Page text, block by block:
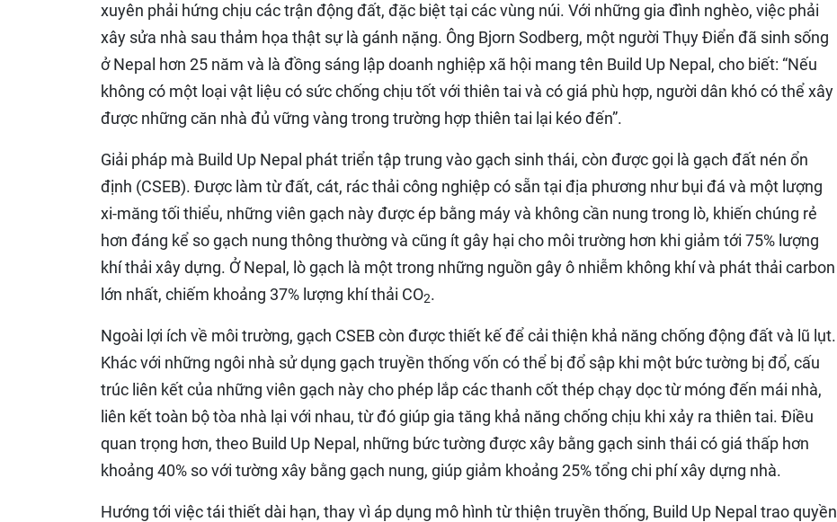
xuyên phải hứng chịu các trận động đất, đặc biệt tại các vùng núi. Với những gia đình nghèo, việc phải
xây sửa nhà sau thảm họa thật sự là gánh nặng. Ông Bjorn Sodberg, một người Thụy Điển đã sinh sống
ở Nepal hơn 25 năm và là đồng sáng lập doanh nghiệp xã hội mang tên Build Up Nepal, cho biết: “Nếu
không có một loại vật liệu có sức chống chịu tốt với thiên tai và có giá phù hợp, người dân khó có thể xây
được những căn nhà đủ vững vàng trong trường hợp thiên tai lại kéo đến”.
Giải pháp mà Build Up Nepal phát triển tập trung vào gạch sinh thái, còn được gọi là gạch đất nén ổn
định (CSEB). Được làm từ đất, cát, rác thải công nghiệp có sẵn tại địa phương như bụi đá và một lượng
xi-măng tối thiểu, những viên gạch này được ép bằng máy và không cần nung trong lò, khiến chúng rẻ
hơn đáng kể so gạch nung thông thường và cũng ít gây hại cho môi trường hơn khi giảm tới 75% lượng
khí thải xây dựng. Ở Nepal, lò gạch là một trong những nguồn gây ô nhiễm không khí và phát thải carbon
lớn nhất, chiếm khoảng 37% lượng khí thải CO2.
Ngoài lợi ích về môi trường, gạch CSEB còn được thiết kế để cải thiện khả năng chống động đất và lũ lụt.
Khác với những ngôi nhà sử dụng gạch truyền thống vốn có thể bị đổ sập khi một bức tường bị đổ, cấu
trúc liên kết của những viên gạch này cho phép lắp các thanh cốt thép chạy dọc từ móng đến mái nhà,
liên kết toàn bộ tòa nhà lại với nhau, từ đó giúp gia tăng khả năng chống chịu khi xảy ra thiên tai. Điều
quan trọng hơn, theo Build Up Nepal, những bức tường được xây bằng gạch sinh thái có giá thấp hơn
khoảng 40% so với tường xây bằng gạch nung, giúp giảm khoảng 25% tổng chi phí xây dựng nhà.
Hướng tới việc tái thiết dài hạn, thay vì áp dụng mô hình từ thiện truyền thống, Build Up Nepal trao quyền